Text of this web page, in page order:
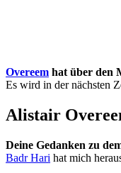
Overeem hat über den
Es wird in der nächsten
Alistair
Deine Gedanken zu
Badr Hari hat mich